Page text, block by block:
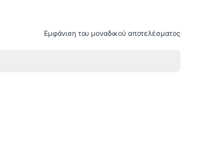
Εμφάνιση του μοναδικού αποτελέσματος